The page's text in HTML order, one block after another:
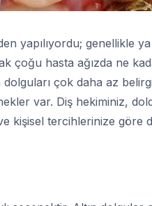
yapılıyordu; genellikle
çoğu hasta ağızda ne
dolguları çok daha az
var. Diş hekiminiz,
kişisel tercihlerinize göre